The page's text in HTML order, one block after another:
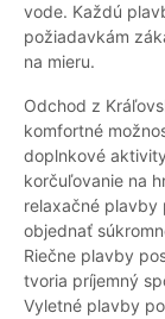
vode. Každú
požiadavkám
na mieru.
Odchod z
komfortné
doplnkové
korčuľovanie na
relaxačné plavby
objednať
Riečne plavby
tvoria príjemný
Vyletné plavby